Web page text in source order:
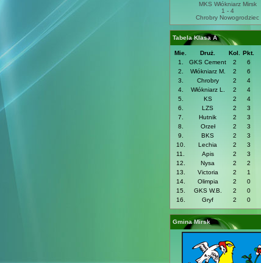
MKS Włókniarz Mirsk
1 - 4
Chrobry Nowogrodziec
Tabela Klasa A
Mie. Druż. Kol.
Pkt.
1.
GKS Cement 2
6
2.
Włókniarz M. 2
6
3.
Chrobry 2
4
4.
Włókniarz L. 2
4
5.
KS 2
4
6.
LZS 2
3
7.
Hutnik 2
3
8.
Orzeł 2
3
9.
BKS 2
3
10.
Lechia 2
3
11.
Apis 2
3
12.
Nysa 2
2
13.
Victoria 2
1
14.
Olimpia 2
0
15.
GKS W.B. 2
0
16.
Gryf 2 0
Gmina Mirsk